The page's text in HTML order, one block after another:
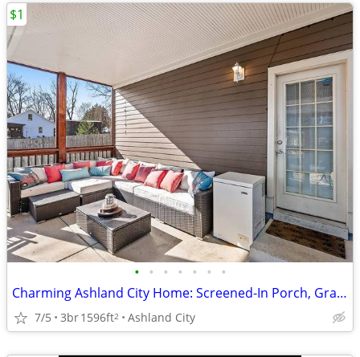
• • • • • • •
Charming Ashland City Home: Screened-In Porch, Granite Counters, Soari
7/5 3br1596ft2 Ashland City
$1